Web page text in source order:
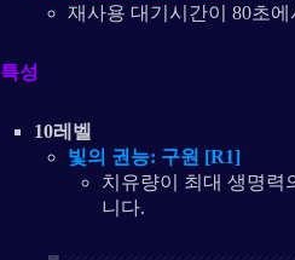
재사용 대기시간이 80초
특성
10레벨
빛의 권능: 구원 [R1]
치유량이 최대 생명력
니다.